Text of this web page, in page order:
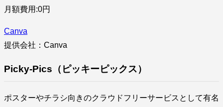
月額費用:0円
Canva
提供会社：Canva
Picky-Pics（ピッキーピックス）
ポスターやチラシ向きのクラウドフリーサービスとして有名